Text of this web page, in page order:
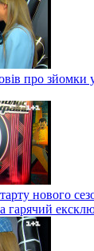
про зйомки
нового
гарячий